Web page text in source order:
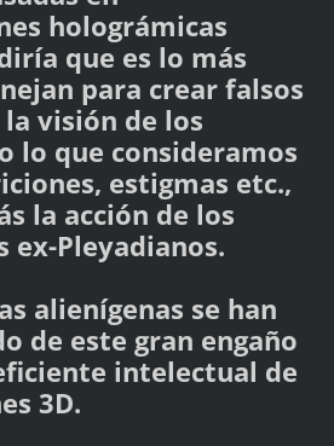
holográmicas
que es lo más
para crear falsos
visión de los
lo que consideramos
estigmas etc.,
la acción de los
Pleyadianos.
alienígenas se han
de este gran engaño
intelectual de
3D.